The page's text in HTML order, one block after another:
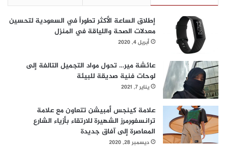
إطلاق الساعة الأكثر تطوراً في السعودية لتحسين
معدلات الصحة واللياقة في المنزل
أبريل 4, 2020
عائشة مير… تحول مواد التجميل التالفة إلى
لوحات فنية صديقة للبيئة
يناير 7, 2021
علامة كينجس أمبيشن تتعاون مع علامة
ترانسفورمرز الشهيرة للارتقاء بأزياء الشارع
المعاصرة إلى آفاق جديدة
ديسمبر 28, 2020